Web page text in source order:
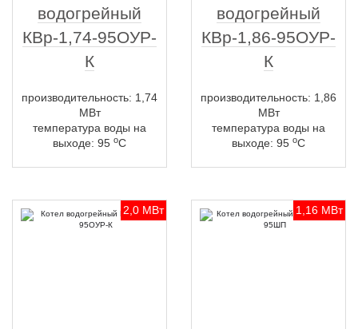
водогрейный
КВр-1,74-95ОУР-
К
производительность: 1,74
МВт
температура воды на
выходе: 95 оС
водогрейный
КВр-1,86-95ОУР-
К
производительность: 1,86
МВт
температура воды на
выходе: 95 оС
2,0 МВт 1,16 МВт